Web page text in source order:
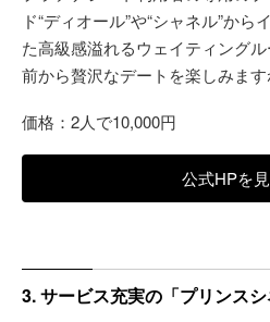
ド“ディオール”や“シャネル”か
た高級感溢れるウェイティング
前から贅沢なデートを楽しみます
価格：2人で10,000円
公式HPを
3. サービス充実の「プリンス